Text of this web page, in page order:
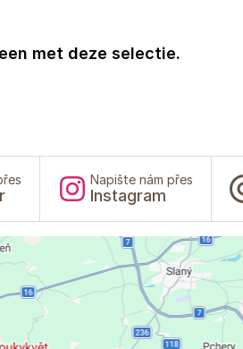
met deze selectie.
Napište nám přes
Instagram